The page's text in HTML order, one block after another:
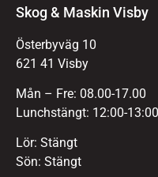
Skog & Maskin Visby
Österbyväg 10
621 41 Visby
Mån – Fre: 08.00-17.00
Lunchstängt: 12:00-13:00
Lör: Stängt
Sön: Stängt